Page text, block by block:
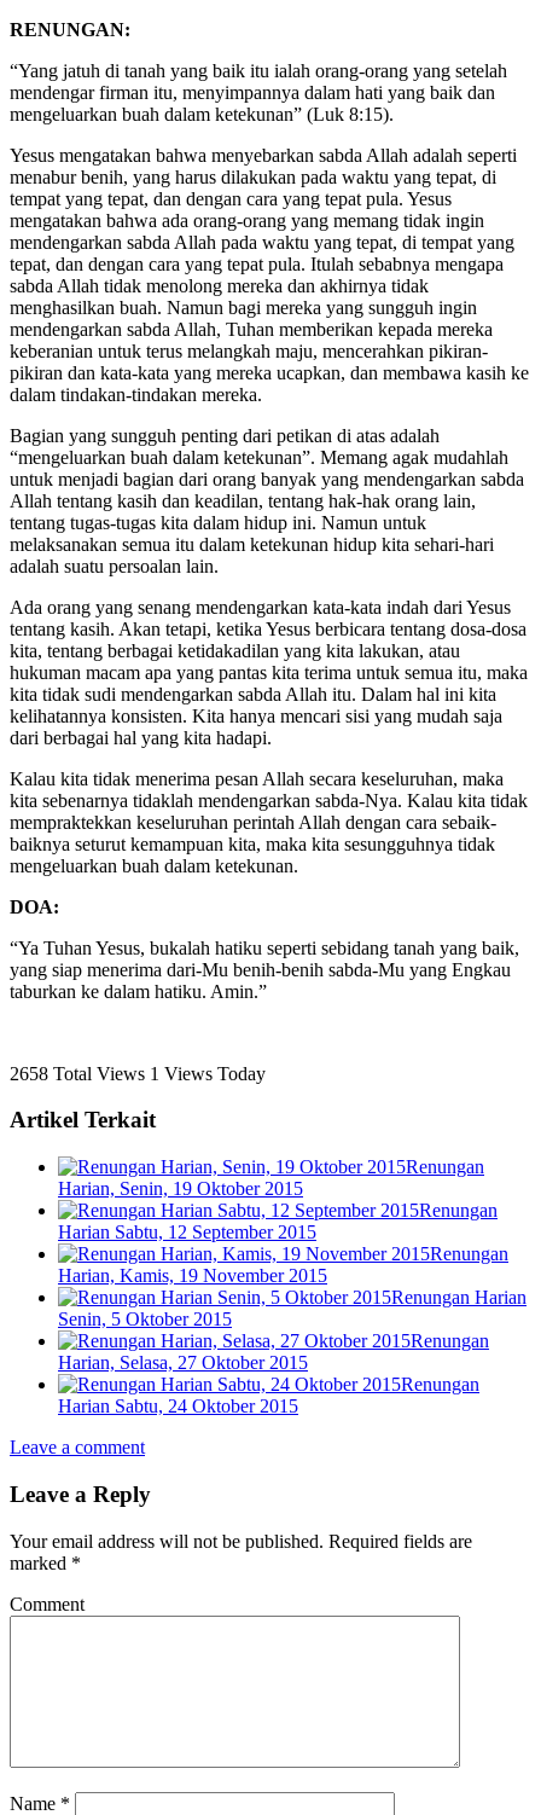
RENUNGAN:
“Yang jatuh di tanah yang baik itu ialah orang-orang yang setelah
mendengar firman itu, menyimpannya dalam hati yang baik dan
mengeluarkan buah dalam ketekunan” (Luk 8:15).
Yesus mengatakan bahwa menyebarkan sabda Allah adalah seperti
menabur benih, yang harus dilakukan pada waktu yang tepat, di
tempat yang tepat, dan dengan cara yang tepat pula. Yesus
mengatakan bahwa ada orang-orang yang memang tidak ingin
mendengarkan sabda Allah pada waktu yang tepat, di tempat yang
tepat, dan dengan cara yang tepat pula. Itulah sebabnya mengapa
sabda Allah tidak menolong mereka dan akhirnya tidak
menghasilkan buah. Namun bagi mereka yang sungguh ingin
mendengarkan sabda Allah, Tuhan memberikan kepada mereka
keberanian untuk terus melangkah maju, mencerahkan pikiran-
pikiran dan kata-kata yang mereka ucapkan, dan membawa kasih ke
dalam tindakan-tindakan mereka.
Bagian yang sungguh penting dari petikan di atas adalah
“mengeluarkan buah dalam ketekunan”. Memang agak mudahlah
untuk menjadi bagian dari orang banyak yang mendengarkan sabda
Allah tentang kasih dan keadilan, tentang hak-hak orang lain,
tentang tugas-tugas kita dalam hidup ini. Namun untuk
melaksanakan semua itu dalam ketekunan hidup kita sehari-hari
adalah suatu persoalan lain.
Ada orang yang senang mendengarkan kata-kata indah dari Yesus
tentang kasih. Akan tetapi, ketika Yesus berbicara tentang dosa-dosa
kita, tentang berbagai ketidakadilan yang kita lakukan, atau
hukuman macam apa yang pantas kita terima untuk semua itu, maka
kita tidak sudi mendengarkan sabda Allah itu. Dalam hal ini kita
kelihatannya konsisten. Kita hanya mencari sisi yang mudah saja
dari berbagai hal yang kita hadapi.
Kalau kita tidak menerima pesan Allah secara keseluruhan, maka
kita sebenarnya tidaklah mendengarkan sabda-Nya. Kalau kita tidak
mempraktekkan keseluruhan perintah Allah dengan cara sebaik-
baiknya seturut kemampuan kita, maka kita sesungguhnya tidak
mengeluarkan buah dalam ketekunan.
DOA:
“Ya Tuhan Yesus, bukalah hatiku seperti sebidang tanah yang baik,
yang siap menerima dari-Mu benih-benih sabda-Mu yang Engkau
taburkan ke dalam hatiku. Amin.”
2658 Total Views 1 Views Today
Artikel Terkait
Renungan
Harian, Senin, 19 Oktober 2015
Renungan
Harian Sabtu, 12 September 2015
Renungan
Harian, Kamis, 19 November 2015
Renungan Harian
Senin, 5 Oktober 2015
Renungan
Harian, Selasa, 27 Oktober 2015
Renungan
Harian Sabtu, 24 Oktober 2015
Leave a comment
Leave a Reply
Your email address will not be published. Required fields are
marked *
Comment
Name *